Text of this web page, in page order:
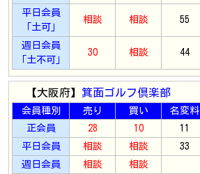
平日会員
「土可」
相談 相談 55
週日会員
「土不可」
30 相談 44
【大阪府】 箕面ゴルフ倶楽部
会員種別 売り 買い 名変料
正会員
28 10 11
平日会員
相談 相談 33
週日会員
相談 相談